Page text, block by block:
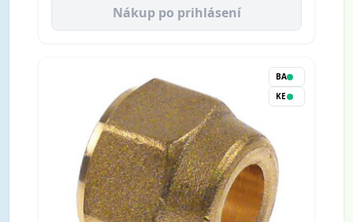
Nákup po prihlásení
BA
KE